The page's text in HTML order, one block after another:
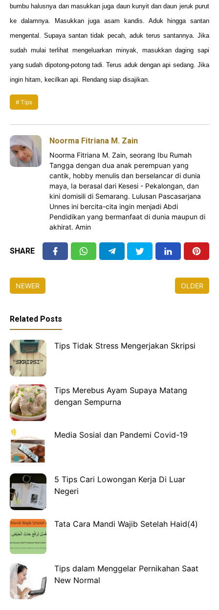
bumbu halusnya dan masukkan juga daun kunyit dan daun jeruk purut
ke dalamnya. Masukkan juga asam kandis. Aduk hingga santan
mengental. Supaya santan tidak pecah, aduk terus santannya. Jika
sudah mulai terlihat mengeluarkan minyak, masukkan daging sapi
yang sudah dipotong-potong tadi. Terus aduk dengan api sedang. Jika
ingin hitam, kecilkan api. Rendang siap disajikan.
Tips
Noorma Fitriana M. Zain
Noorma Fitriana M. Zain, seorang Ibu Rumah
Tangga dengan dua anak perempuan yang
cantik, hobby menulis dan berselancar di dunia
maya, Ia berasal dari Kesesi - Pekalongan, dan
kini domisili di Semarang. Lulusan Pascasarjana
Unnes ini bercita-cita ingin menjadi Abdi
Pendidikan yang bermanfaat di dunia maupun di
akhirat. Amin
SHARE
NEWER OLDER
Related Posts
Tips Tidak Stress Mengerjakan Skripsi
Tips Merebus Ayam Supaya Matang
dengan Sempurna
Media Sosial dan Pandemi Covid-19
5 Tips Cari Lowongan Kerja Di Luar
Negeri
Tata Cara Mandi Wajib Setelah Haid(4)
Tips dalam Menggelar Pernikahan Saat
New Normal